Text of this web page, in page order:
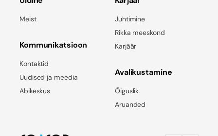
Meist
Kommunikatsioon
Kontaktid
Uudised ja meedia
Abikeskus
Juhtimine
Rikka meeskond
Karjäär
Avalikustamine
Õiguslik
Aruanded